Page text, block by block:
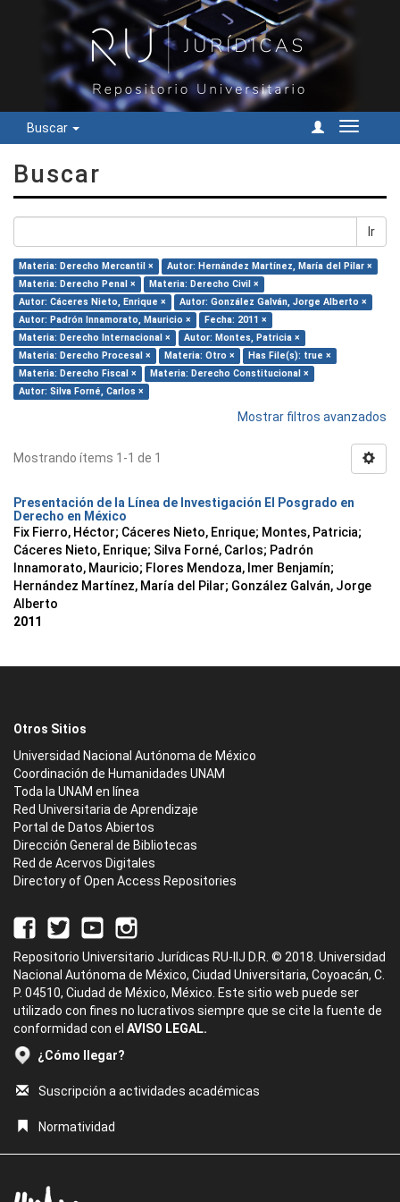
Buscar
Cambiar
Buscar
Ir
Materia: Derecho Mercantil ×
Autor: Hernández Martínez, María del Pilar ×
Materia: Derecho Penal ×
Materia: Derecho Civil ×
Autor: Cáceres Nieto, Enrique ×
Autor: González Galván, Jorge Alberto ×
Autor: Padrón Innamorato, Mauricio ×
Fecha: 2011 ×
Materia: Derecho Internacional ×
Autor: Montes, Patricia ×
Materia: Derecho Procesal ×
Materia: Otro ×
Has File(s): true ×
Materia: Derecho Fiscal ×
Materia: Derecho Constitucional ×
Autor: Silva Forné, Carlos ×
Mostrar filtros avanzados
Mostrando ítems 1-1 de 1
Presentación de la Línea de Investigación El Posgrado en
Derecho en México
Fix Fierro, Héctor; Cáceres Nieto, Enrique; Montes, Patricia;
Cáceres Nieto, Enrique; Silva Forné, Carlos; Padrón
Innamorato, Mauricio; Flores Mendoza, Imer Benjamín;
Hernández Martínez, María del Pilar; González Galván, Jorge
Alberto
2011
Otros Sitios
Universidad Nacional Autónoma de México
Coordinación de Humanidades UNAM
Toda la UNAM en línea
Red Universitaria de Aprendizaje
Portal de Datos Abiertos
Dirección General de Bibliotecas
Red de Acervos Digitales
Directory of Open Access Repositories
Repositorio Universitario Jurídicas RU-IIJ D.R. © 2018. Universidad
Nacional Autónoma de México, Ciudad Universitaria, Coyoacán, C.
P. 04510, Ciudad de México, México. Este sitio web puede ser
utilizado con fines no lucrativos siempre que se cite la fuente de
conformidad con el AVISO LEGAL.
¿Cómo llegar?
Suscripción a actividades académicas
Normatividad